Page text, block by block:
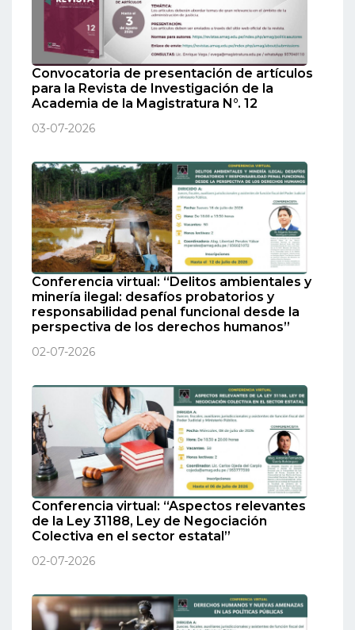
Convocatoria de presentación de artículos
para la Revista de Investigación de la
Academia de la Magistratura N°. 12
03-07-2026
Conferencia virtual: “Delitos ambientales y
minería ilegal: desafíos probatorios y
responsabilidad penal funcional desde la
perspectiva de los derechos humanos”
02-07-2026
Conferencia virtual: “Aspectos relevantes
de la Ley 31188, Ley de Negociación
Colectiva en el sector estatal”
02-07-2026